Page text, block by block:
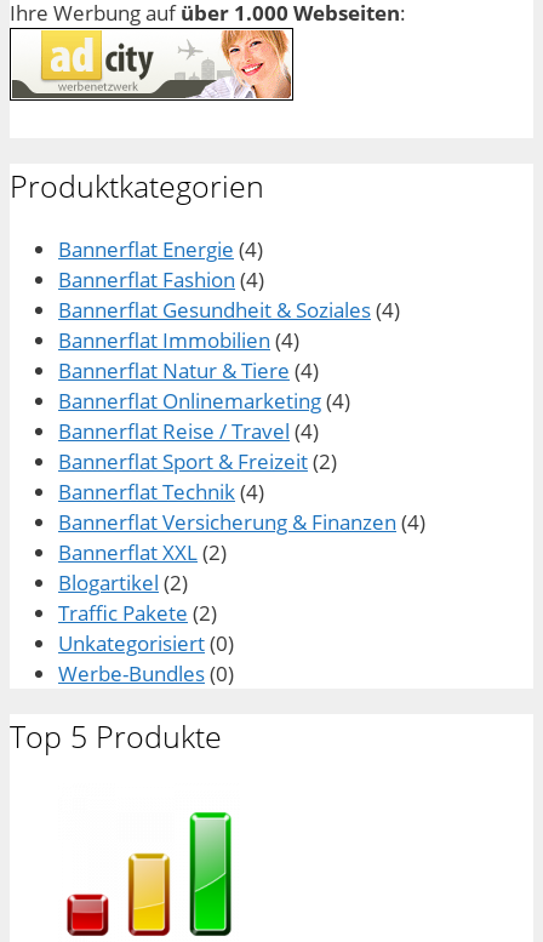
Ihre Werbung aufüber 1.000 Webseiten:
Produktkategorien
Bannerflat Energie (4)
Bannerflat Fashion (4)
Bannerflat Gesundheit & Soziales(4)
Bannerflat Immobilien (4)
Bannerflat Natur & Tiere (4)
Bannerflat Onlinemarketing(4)
Bannerflat Reise / Travel (4)
Bannerflat Sport & Freizeit(2)
Bannerflat Technik(4)
Bannerflat Versicherung & Finanzen (4)
Bannerflat XXL(2)
Blogartikel (2)
Traffic Pakete (2)
Unkategorisiert(0)
Werbe-Bundles(0)
Top 5 Produkte